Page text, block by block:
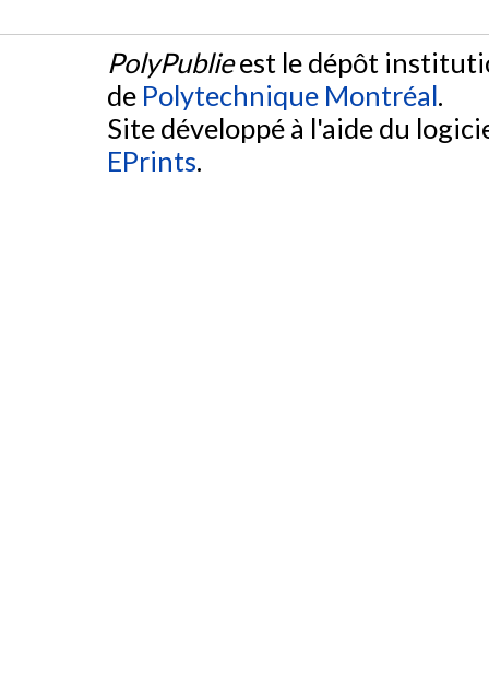
PolyPublieest le dépôt
de Polytechnique Montréal.
Site développé à l'aide du
EPrints.